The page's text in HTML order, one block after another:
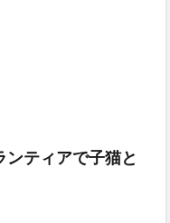
ティアで子猫と